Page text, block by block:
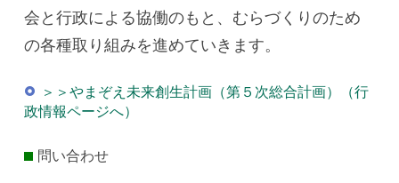
会と行政による協働のもと、むらづくりのため
の各種取り組みを進めていきます。
＞＞やまぞえ未来創生計画（第５次総合計画）（行
政情報ページへ）
問い合わせ